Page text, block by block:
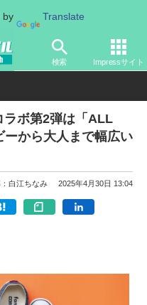
by Translate
検索 Impressサイト
グッズ 靴
ラボ第2弾は「ALL
から大人まで幅広い
白江ちなみ 2025年4月30日 13:04